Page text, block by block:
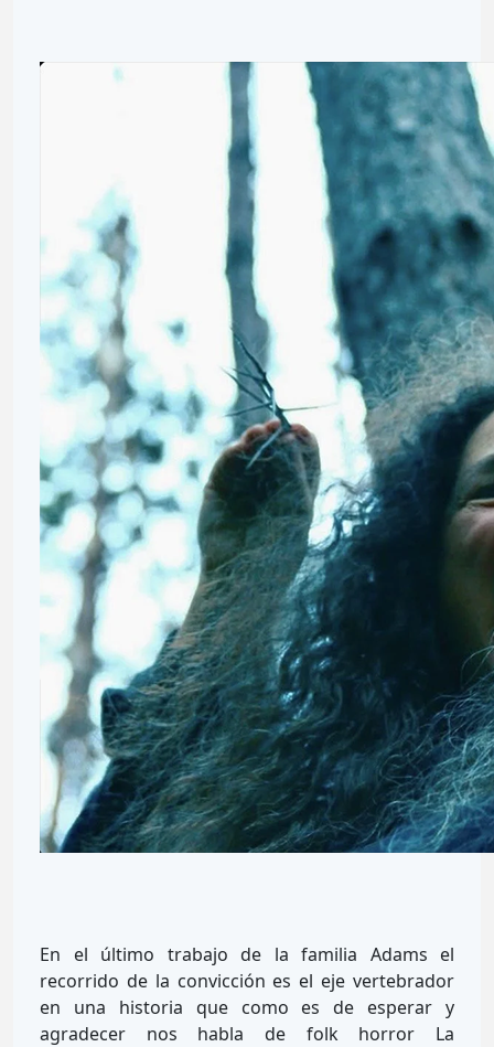
En el último trabajo de la familia Adams el
recorrido de la convicción es el eje vertebrador
en una historia que como es de esperar y
agradecer nos habla de folk horror La